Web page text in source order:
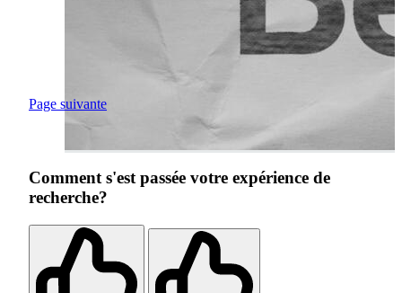
Page suivante
Comment s'est passée votre expérience de
recherche?